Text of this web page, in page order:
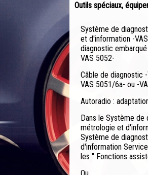
Outils spéciaux,
Système de
et d'information -
diagnostic
VAS 5052-
Câble de diagnostic
VAS 5051/6a- ou -
Autoradio :
Dans le Système
métrologie et
Système de
d'information
les " Fonctions